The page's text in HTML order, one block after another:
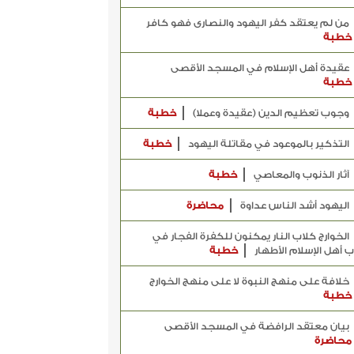
من لم يعتقد كفر اليهود والنصارى فهو كافر
خطبة
عقيدة أهل الإسلام في المسجد الأقصى
خطبة
وجوب تعظيم الدين (عقيدة وعملا) خطبة
التذكير بالموعود في مقاتلة اليهود خطبة
آثار الذنوب والمعاصي خطبة
اليهود أشد الناس عداوة محاضرة
الخوارج كلاب النار يمكنون للكفرة الفجار في
أهل الإسلام الأطهار
خطبة
خلافة على منهج النبوة لا على منهج الخوارج
خطبة
بيان معتقد الرافضة في المسجد الأقصى
محاضرة